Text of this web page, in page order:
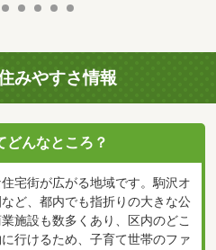
みやすさ情報
どんなところ？
宅街が広がる地域です。駒沢オ
ど、都内でも指折りの大きな公
施設も数多くあり、区内のどこ
行けるため、子育て世帯のファ